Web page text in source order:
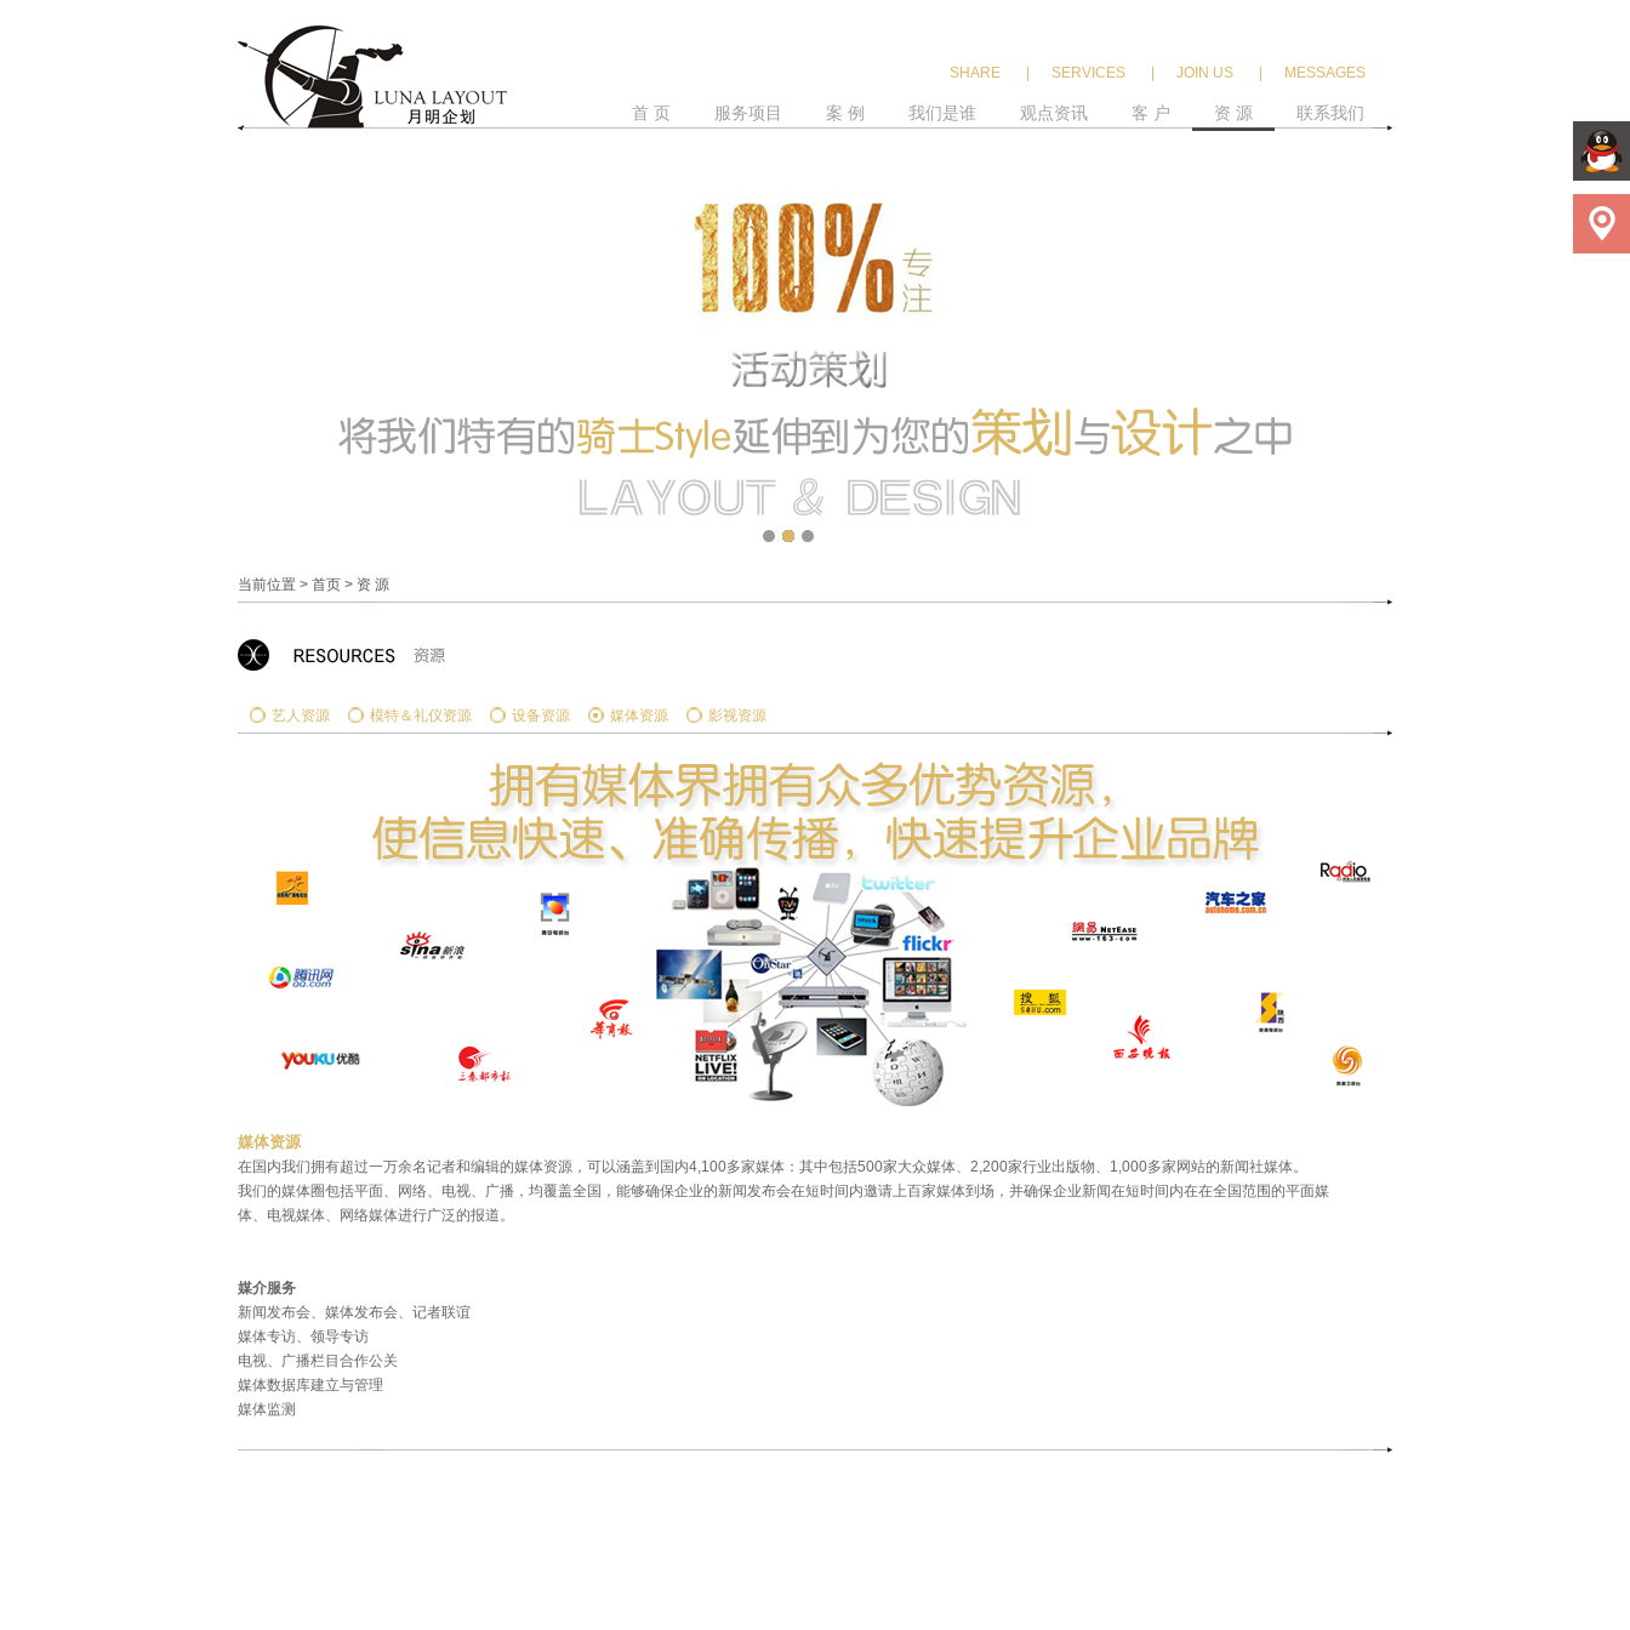
SHARE SERVICES JOIN US MESSAGES
首 页 服务项目 案 例 我们是谁 观点资讯 客 户 资 源 联系我们
当前位置 > 首页 > 资 源
艺人资源 模特＆礼仪资源 设备资源 媒体资源 影视资源
媒体资源
在国内我们拥有超过一万余名记者和编辑的媒体资源，可以涵盖到国内4,100多家媒体：其中包括500家大众媒体、2,200家行业出版物、1,000多家网站的新闻社媒体。
我们的媒体圈包括平面、网络、电视、广播，均覆盖全国，能够确保企业的新闻发布会在短时间内邀请上百家媒体到场，并确保企业新闻在短时间内在在全国范围的平面媒
体、电视媒体、网络媒体进行广泛的报道。
媒介服务
新闻发布会、媒体发布会、记者联谊
媒体专访、领导专访
电视、广播栏目合作公关
媒体数据库建立与管理
媒体监测